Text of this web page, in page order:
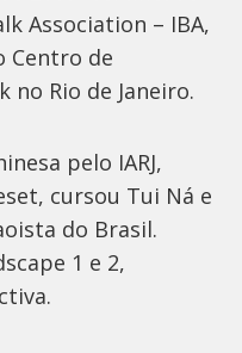
Association – IBA,
Centro de
no Rio de Janeiro.
pelo IARJ,
cursou Tui Ná e
do Brasil.
1 e 2,